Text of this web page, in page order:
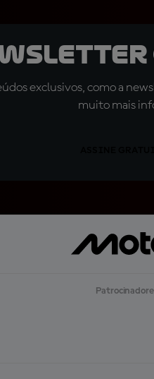
exclusivos, como a
muito mais